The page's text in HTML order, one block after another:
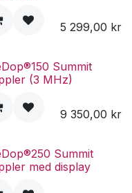
5 299,00 kr
Summit
(3 MHz)
9 350,00 kr
Summit
med display